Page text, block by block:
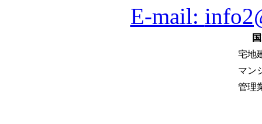
E-mail:
宅地
マン
管理